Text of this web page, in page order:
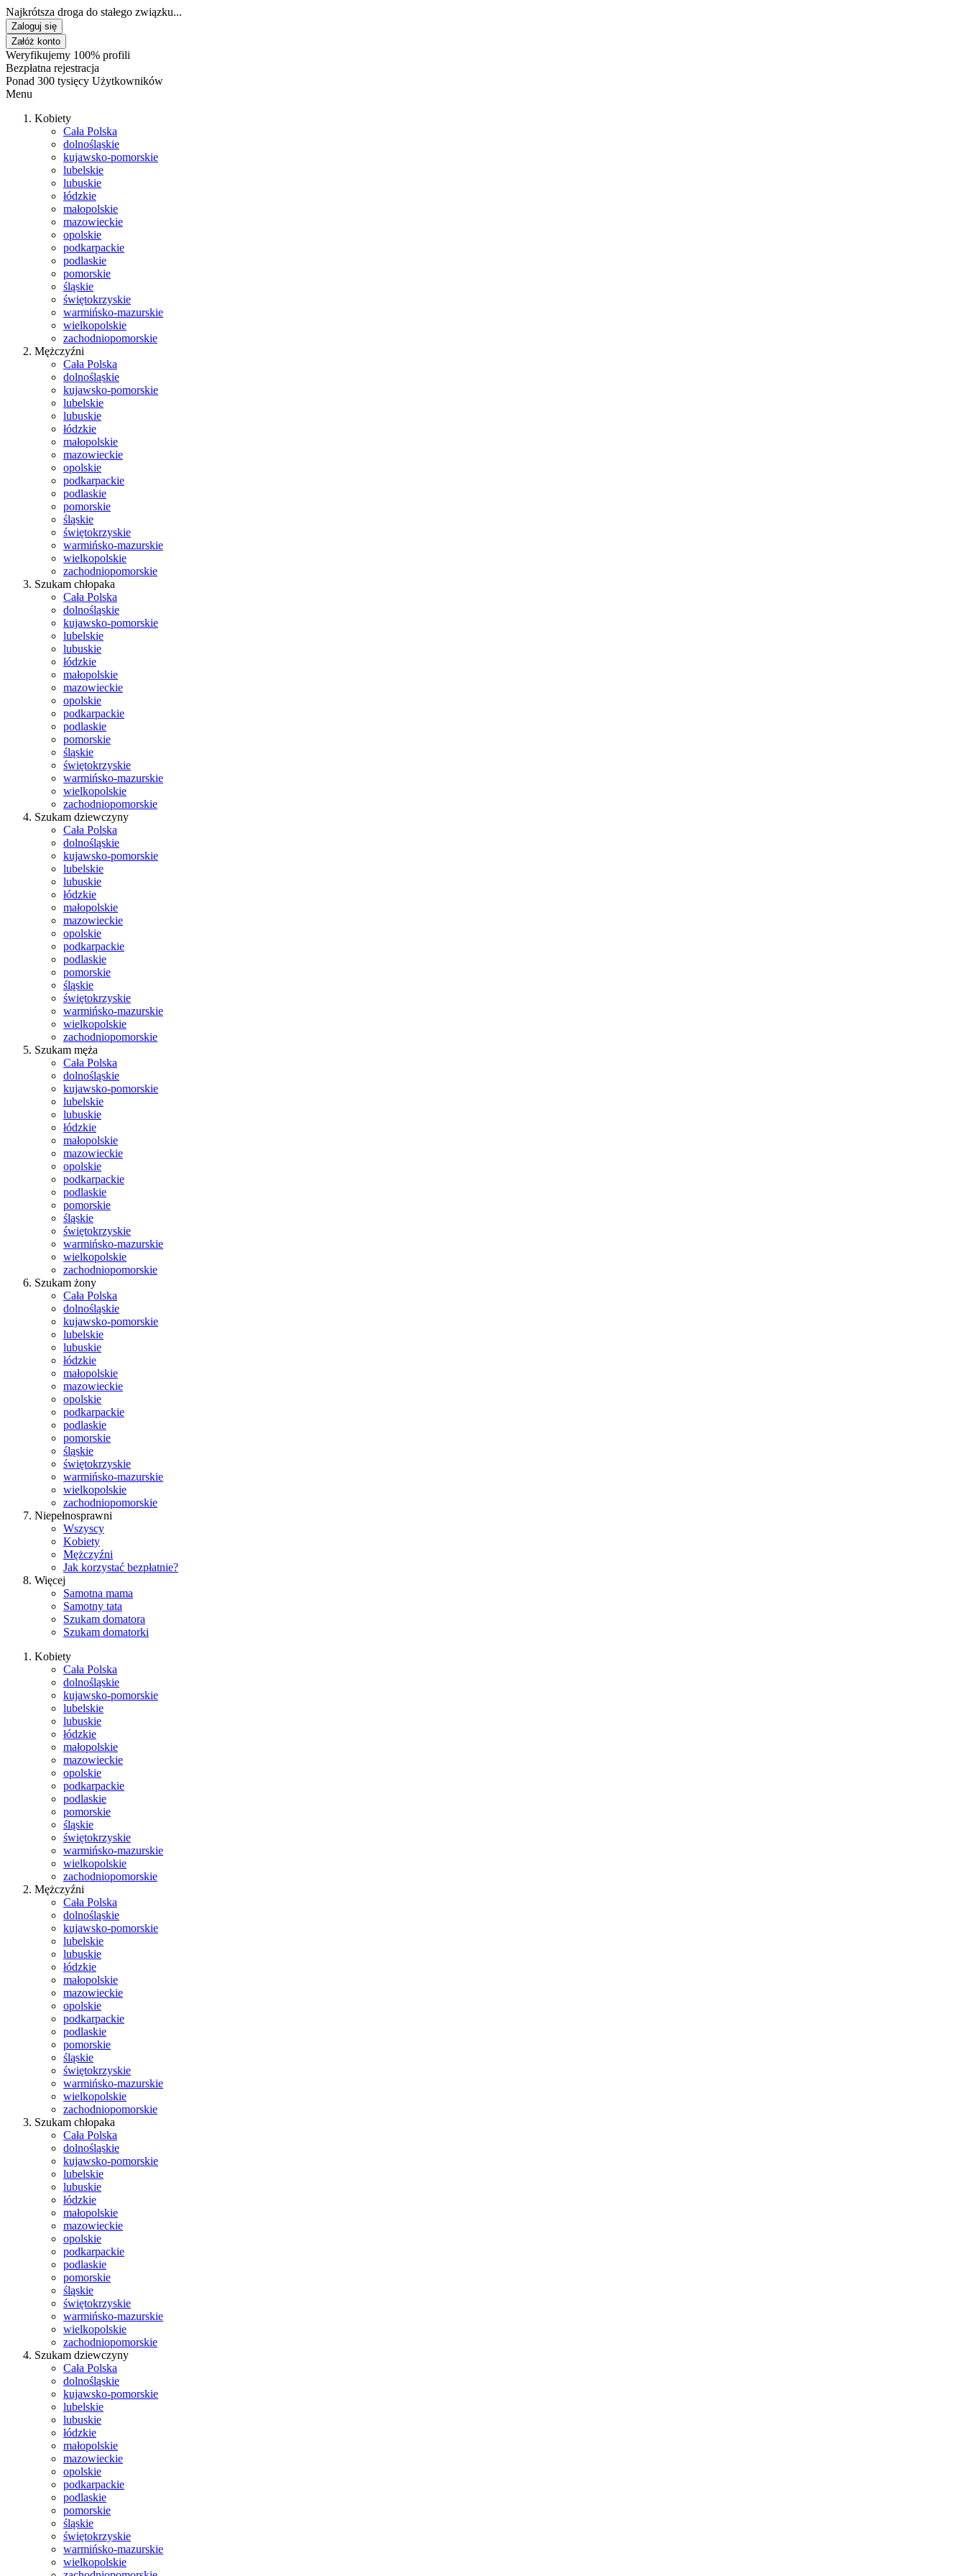
Najkrótsza droga do stałego związku...
Zaloguj się
Załóż konto
Weryfikujemy 100% profili
Bezpłatna rejestracja
Ponad 300 tysięcy Użytkowników
Menu
Kobiety
Cała Polska
dolnośląskie
kujawsko-pomorskie
lubelskie
lubuskie
łódzkie
małopolskie
mazowieckie
opolskie
podkarpackie
podlaskie
pomorskie
śląskie
świętokrzyskie
warmińsko-mazurskie
wielkopolskie
zachodniopomorskie
Mężczyźni
Cała Polska
dolnośląskie
kujawsko-pomorskie
lubelskie
lubuskie
łódzkie
małopolskie
mazowieckie
opolskie
podkarpackie
podlaskie
pomorskie
śląskie
świętokrzyskie
warmińsko-mazurskie
wielkopolskie
zachodniopomorskie
Szukam chłopaka
Cała Polska
dolnośląskie
kujawsko-pomorskie
lubelskie
lubuskie
łódzkie
małopolskie
mazowieckie
opolskie
podkarpackie
podlaskie
pomorskie
śląskie
świętokrzyskie
warmińsko-mazurskie
wielkopolskie
zachodniopomorskie
Szukam dziewczyny
Cała Polska
dolnośląskie
kujawsko-pomorskie
lubelskie
lubuskie
łódzkie
małopolskie
mazowieckie
opolskie
podkarpackie
podlaskie
pomorskie
śląskie
świętokrzyskie
warmińsko-mazurskie
wielkopolskie
zachodniopomorskie
Szukam męża
Cała Polska
dolnośląskie
kujawsko-pomorskie
lubelskie
lubuskie
łódzkie
małopolskie
mazowieckie
opolskie
podkarpackie
podlaskie
pomorskie
śląskie
świętokrzyskie
warmińsko-mazurskie
wielkopolskie
zachodniopomorskie
Szukam żony
Cała Polska
dolnośląskie
kujawsko-pomorskie
lubelskie
lubuskie
łódzkie
małopolskie
mazowieckie
opolskie
podkarpackie
podlaskie
pomorskie
śląskie
świętokrzyskie
warmińsko-mazurskie
wielkopolskie
zachodniopomorskie
Niepełnosprawni
Wszyscy
Kobiety
Mężczyźni
Jak korzystać bezpłatnie?
Więcej
Samotna mama
Samotny tata
Szukam domatora
Szukam domatorki
Kobiety
Cała Polska
dolnośląskie
kujawsko-pomorskie
lubelskie
lubuskie
łódzkie
małopolskie
mazowieckie
opolskie
podkarpackie
podlaskie
pomorskie
śląskie
świętokrzyskie
warmińsko-mazurskie
wielkopolskie
zachodniopomorskie
Mężczyźni
Cała Polska
dolnośląskie
kujawsko-pomorskie
lubelskie
lubuskie
łódzkie
małopolskie
mazowieckie
opolskie
podkarpackie
podlaskie
pomorskie
śląskie
świętokrzyskie
warmińsko-mazurskie
wielkopolskie
zachodniopomorskie
Szukam chłopaka
Cała Polska
dolnośląskie
kujawsko-pomorskie
lubelskie
lubuskie
łódzkie
małopolskie
mazowieckie
opolskie
podkarpackie
podlaskie
pomorskie
śląskie
świętokrzyskie
warmińsko-mazurskie
wielkopolskie
zachodniopomorskie
Szukam dziewczyny
Cała Polska
dolnośląskie
kujawsko-pomorskie
lubelskie
lubuskie
łódzkie
małopolskie
mazowieckie
opolskie
podkarpackie
podlaskie
pomorskie
śląskie
świętokrzyskie
warmińsko-mazurskie
wielkopolskie